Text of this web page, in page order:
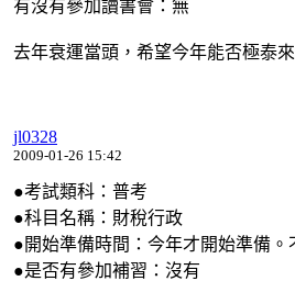
有沒有參加讀書會：無
去年衰運當頭，希望今年能否極泰來
jl0328
2009-01-26 15:42
●考試類科：普考
●科目名稱：財稅行政
●開始準備時間：今年才開始準備
●是否有參加補習：沒有